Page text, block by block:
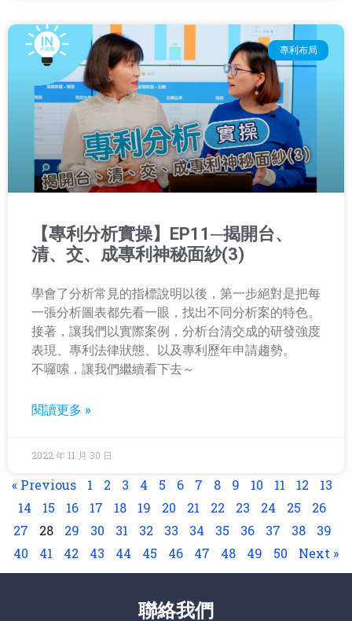
專利布局
【專利分析實操】EP11─揭開台、
清、交、成專利神秘面紗(3)
學會了分析常見的指標說明以後，第一步絕對是把每
一張分析圖表都先看一眼，找出不同分析案的特色。
接著，讓我們以實際案例，分析台清交成的研發強度
表現、專利法律狀態、以及專利歷年申請趨勢。
不囉嗦，讓我們繼續看下去～
閱讀更多 »
2022 年 11 月 30 日
« Previous 1 2 3 4 5 6 7 8 9 10 11 12
13
14
15 16 17 18 19 20 21 22 23 24 25
26
27
28 29 30 31 32 33 34 35 36 37 38
39
40
41 42 43 44 45 46 47 48 49 50 Next »
聯絡我們